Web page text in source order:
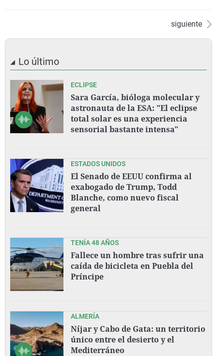
siguiente
Lo último
ECLIPSE
Sara García, bióloga molecular y
astronauta de la ESA: "El eclipse
total solar es una experiencia
sensorial bastante intensa"
ESTADOS UNIDOS
El Senado de EEUU confirma al
exabogado de Trump, Todd
Blanche, como nuevo fiscal
general
TENÍA 48 AÑOS
Fallece un hombre tras sufrir una
caída de bicicleta en Puebla del
Príncipe
ALMERÍA
Níjar y Cabo de Gata: un territorio
único entre el desierto y el
Mediterráneo